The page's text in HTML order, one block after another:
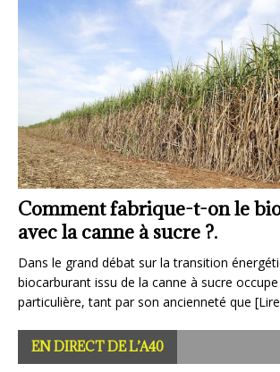
La pastille verte, l’ancêtre des
Crit’Air.
La pastille verte, bien avant l’apparition des
circulation automobile en France,
[Lire la suite]
EN DIRECT DE L’A40